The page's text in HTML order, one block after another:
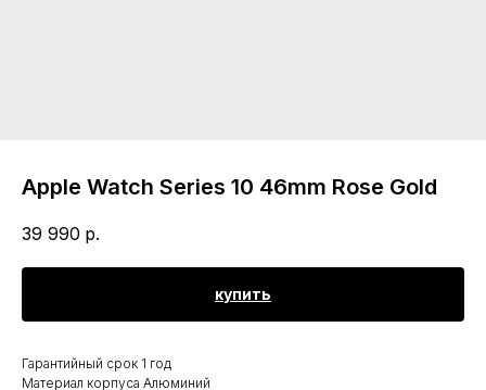
Apple Watch Series 10 46mm Rose Gold
39 990 р.
купить
Гарантийный срок 1 год
Материал корпуса Алюминий